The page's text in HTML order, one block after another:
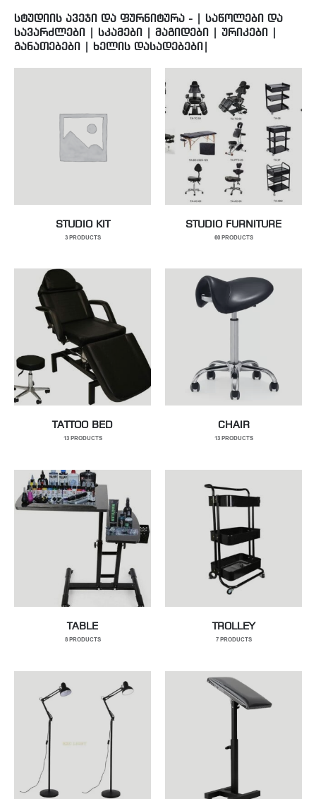
ᲡᲢᲣᲓᲘᲘᲡ ᲐᲕᲔᲯᲘ ᲓᲐ ᲤᲣᲠᲜᲘᲢᲣᲠᲐ - | ᲡᲐᲬᲝᲚᲔᲑᲘ ᲓᲐ
ᲡᲐᲕᲐᲠᲫᲚᲔᲑᲘ | ᲡᲙᲐᲛᲔᲑᲘ | ᲛᲐᲒᲘᲓᲔᲑᲘ | ᲣᲠᲘᲙᲔᲑᲘ |
ᲒᲐᲜᲐᲗᲔᲑᲔᲑᲘ | ᲮᲔᲚᲘᲡ ᲓᲐᲡᲐᲓᲔᲑᲔᲑᲘ|
STUDIO KIT
3PRODUCTS
STUDIO FURNITURE
60PRODUCTS
TATTOO BED
13PRODUCTS
CHAIR
13PRODUCTS
TABLE
8PRODUCTS
TROLLEY
7PRODUCTS